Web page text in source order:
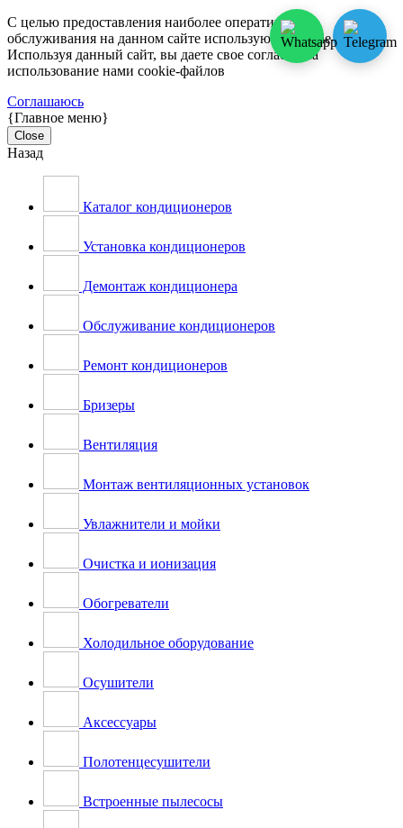
С целью предоставления наиболее оперативного
обслуживания на данном сайте используются cookie-файлы.
Используя данный сайт, вы даете свое согласие на
использование нами cookie-файлов
Соглашаюсь
{Главное меню}
Close
Назад
Каталог кондиционеров
Установка кондиционеров
Демонтаж кондиционера
Обслуживание кондиционеров
Ремонт кондиционеров
Бризеры
Вентиляция
Монтаж вентиляционных установок
Увлажнители и мойки
Очистка и ионизация
Обогреватели
Холодильное оборудование
Осушители
Аксессуары
Полотенцесушители
Встроенные пылесосы